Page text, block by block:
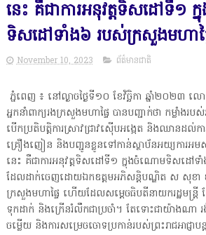
នេះ គឺជាការអនុវត្តទិសដៅទី១
ទិសដៅទាំង៦ របស់ក្រសួងមហាផ្
November 10, 2023 ព័ត៌មានជាតិ
ភ្នំពេញ ៖ នៅល្ងាចថ្ងៃទី១០ ខែវិច្ឆិកា ឆ្នាំ២០២៣
អ្នកនាំពាក្យរងក្រសួងមហាផ្ទៃ បានបញ្ជាក់ថា កម្លាំងរបស់
បើកប្រតិបត្តិការស្រាវជ្រាវស៊ើបអង្កេត និងឈានដល់កា
គ្រឿងញៀន និងបញ្ជូនខ្លូនទៅកាន់ស្ថាប័នអយ្យការអមស
នេះ គឺជាការអនុវត្តទិសដៅទី១ ក្នុងចំណោមទិសដៅទ
ដែលដាក់ចេញដោយឯកឧត្ដមអភិសន្តិបណ្ឌិត ស សុខា ឧបន
ក្រសួងមហាផ្ទៃ ហើយដែលសម្ដេចធិបតីនាយករដ្ឋមន្ត្រី ត
ទុកដាក់ និងក្រើនរំលឹកជាប្រចាំ។ តែទោះជាយ៉ាងណា
ចម្លើយ និងការសម្រេចចោទប្រកាន់របស់ព្រះរាជអាជ្ញាបន្